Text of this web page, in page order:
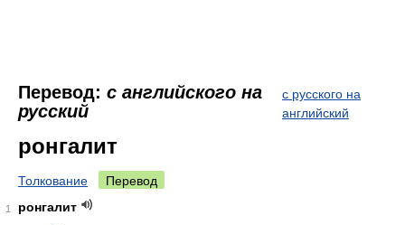
Перевод: с английского на
русский
с русского на
английский
ронгалит
Толкование Перевод
1
ронгалит